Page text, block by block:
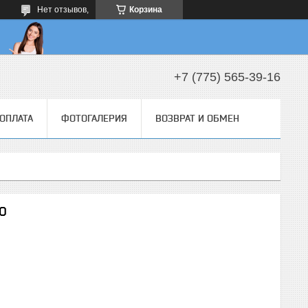
Корзина
Нет отзывов,
+7 (775) 565-39-16
ФОТОГАЛЕРИЯ ВОЗВРАТ И ОБМЕН